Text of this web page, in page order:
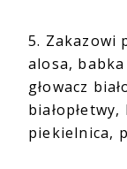
5. Zakazowi
alosa,
głowacz
piekielnica,